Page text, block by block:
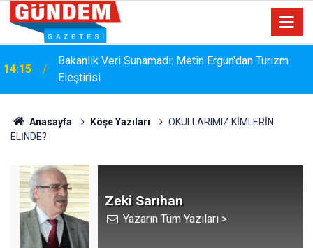
14:15
Bakanlık Veri Sunamadı: Metin Ergun'dan Turizm
Eleştirisi
Anasayfa Köşe Yazıları
OKULLARIMIZ KİMLERİN
ELİNDE?
Zeki Sarıhan
Yazarın Tüm Yazıları >